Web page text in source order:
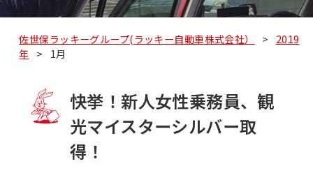
佐世保ラッキーグループ(ラッキー自動車株式会社） > 2019
年 > 1月
快挙！新人女性乗務員、観
光マイスターシルバー取
得！